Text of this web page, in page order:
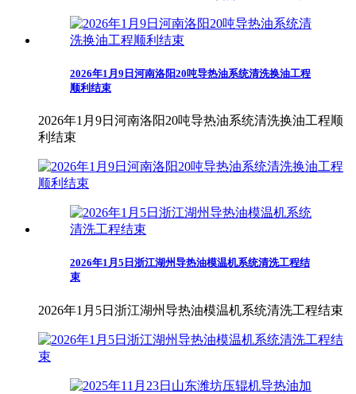
2026年1月9日河南洛阳20吨导热油系统清洗换油工程
顺利结束
2026年1月9日河南洛阳20吨导热油系统清洗换油工程顺
利结束
2026年1月5日浙江湖州导热油模温机系统清洗工程结
束
2026年1月5日浙江湖州导热油模温机系统清洗工程结束